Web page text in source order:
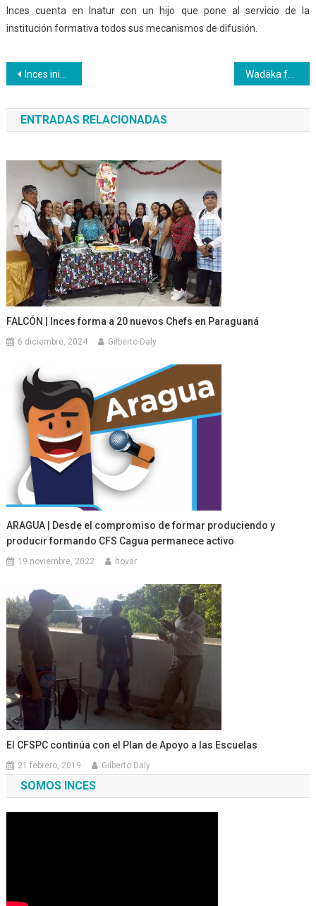
Inces cuenta en Inatur con un hijo que pone al servicio de la
institución formativa todos sus mecanismos de difusión.
Navegación
de
entradas
Inces inicia inscripción para Bachillerato Productivo Wadäka formará parte de la estrategia Marca País
ENTRADAS RELACIONADAS
FALCÓN | Inces forma a 20 nuevos Chefs en Paraguaná
6 diciembre, 2024 Gilberto Daly
ARAGUA | Desde el compromiso de formar produciendo y
producir formando CFS Cagua permanece activo
19 noviembre, 2022 ltovar
El CFSPC continúa con el Plan de Apoyo a las Escuelas
21 febrero, 2019 Gilberto Daly
SOMOS INCES